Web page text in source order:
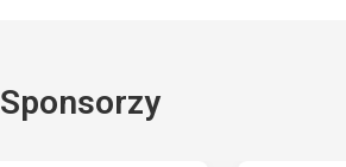
Sponsorzy